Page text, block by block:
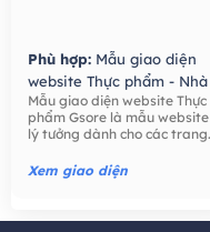
Phù hợp: Mẫu giao diện
website Thực phẩm - Nhà
Hàng,Mẫu giao diện
website Bán hàng -
Thương mại điện tử,
Mẫu giao diện website Thực
phẩm Gsore là mẫu website
lý tưởng dành cho các trang
phẩm, công ty thực phẩm,
thực phẩm hữu cơ, nước ép
trái cây, ..
Xem giao diện